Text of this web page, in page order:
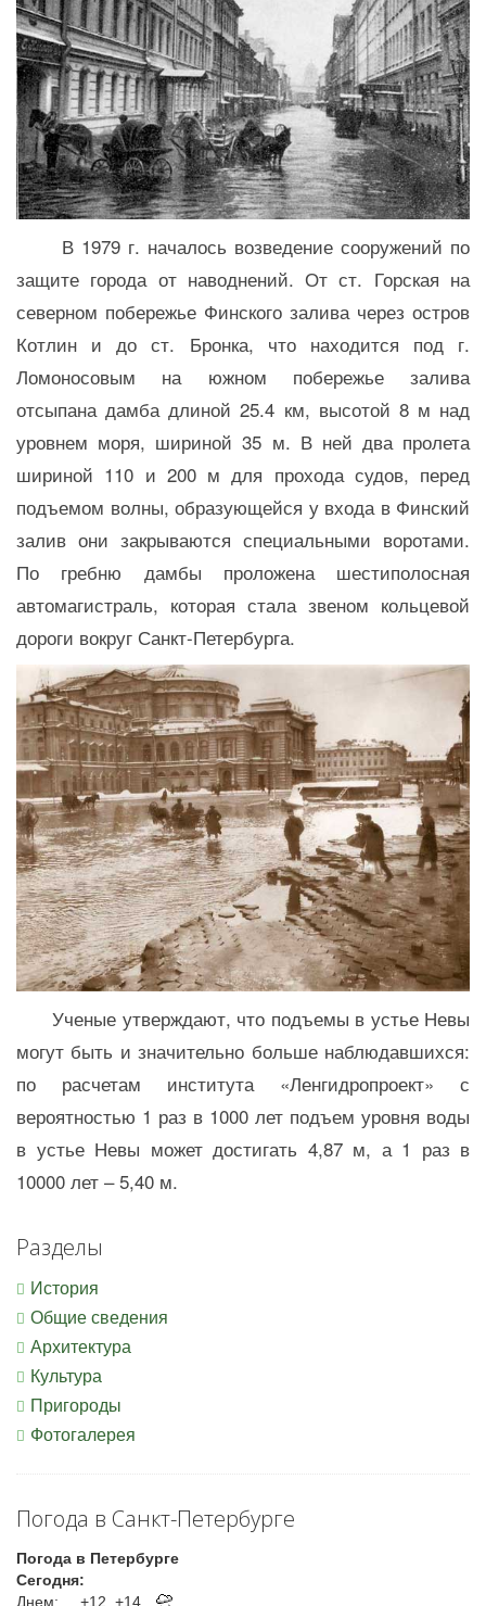
В 1979 г. началось возведение сооружений по
защите города от наводнений. От ст. Горская на
северном побережье Финского залива через остров
Котлин и до ст. Бронка, что находится под г.
Ломоносовым на южном побережье залива
отсыпана дамба длиной 25.4 км, высотой 8 м над
уровнем моря, шириной 35 м. В ней два пролета
шириной 110 и 200 м для прохода судов, перед
подъемом волны, образующейся у входа в Финский
залив они закрываются специальными воротами.
По гребню дамбы проложена шестиполосная
автомагистраль, которая стала звеном кольцевой
дороги вокруг Санкт-Петербурга.
Ученые утверждают, что подъемы в устье Невы
могут быть и значительно больше наблюдавшихся:
по расчетам института «Ленгидропроект» с
вероятностью 1 раз в 1000 лет подъем уровня воды
в устье Невы может достигать 4,87 м, а 1 раз в
10000 лет – 5,40 м.
Разделы
История
Общие сведения
Архитектура
Культура
Пригороды
Фотогалерея
Погода в Санкт-Петербурге
Погода в Петербурге
Сегодня:
Днем:
+12..+14